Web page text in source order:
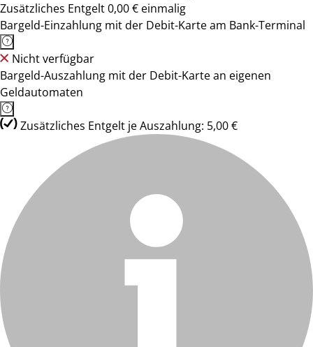
Zusätzliches Entgelt 0,00 € einmalig
Bargeld-Einzahlung mit der Debit-Karte am Bank-Terminal
Nicht verfügbar
Bargeld-Auszahlung mit der Debit-Karte an eigenen
Geldautomaten
Zusätzliches Entgelt je Auszahlung: 5,00 €